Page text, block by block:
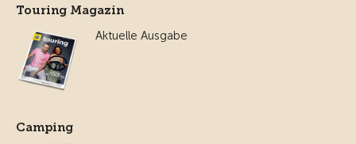
Touring Magazin
Aktuelle Ausgabe
Camping